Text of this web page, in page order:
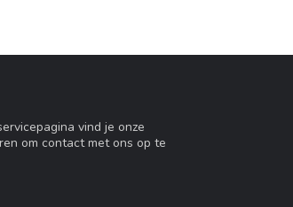
vind je onze
om contact met ons op te